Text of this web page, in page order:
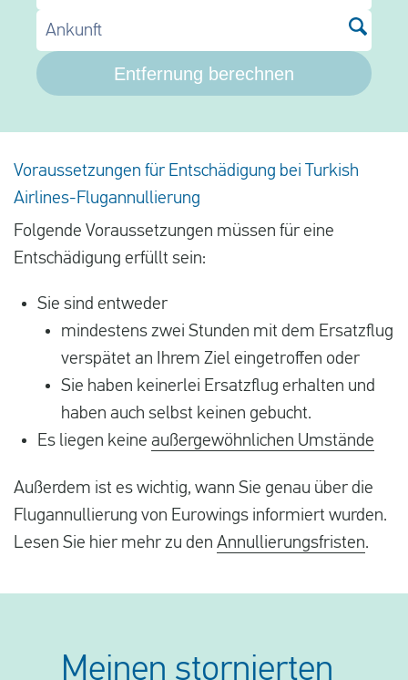
Ankunft
Entfernung berechnen
Voraussetzungen für Entschädigung bei Turkish
Airlines-Flugannullierung
Folgende Voraussetzungen müssen für eine
Entschädigung erfüllt sein:
Sie sind entweder
mindestens zwei Stunden mit dem Ersatzflug
verspätet an Ihrem Ziel eingetroffen oder
Sie haben keinerlei Ersatzflug erhalten und
haben auch selbst keinen gebucht.
Es liegen keine außergewöhnlichen Umstände
Außerdem ist es wichtig, wann Sie genau über die
Flugannullierung von Eurowings informiert wurden.
Lesen Sie hier mehr zu den Annullierungsfristen.
Meinen stornierten